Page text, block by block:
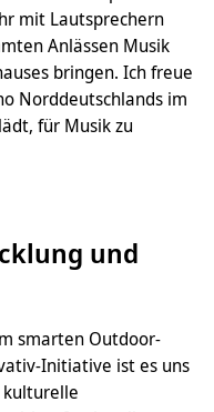
mit Lautsprechern
Anlässen Musik
bringen. Ich freue
Norddeutschlands im
für Musik zu
und
smarten Outdoor-
Initiative ist es uns